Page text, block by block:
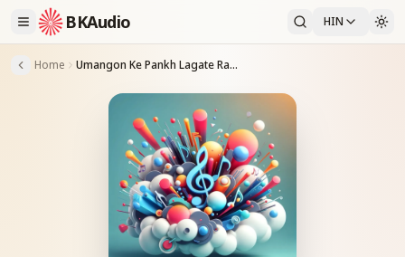
BKAudio HIN
Home Umangon Ke Pankh Lagate Raho